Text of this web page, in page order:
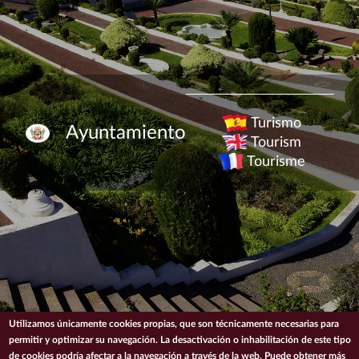
Ayuntamiento
Turismo
Tourism
Tourisme
Utilizamos únicamente cookies propias, que son técnicamente necesarias para
permitir y optimizar su navegación. La desactivación o inhabilitación de este tipo
de cookies podría afectar a la navegación a través de la web. Puede obtener más